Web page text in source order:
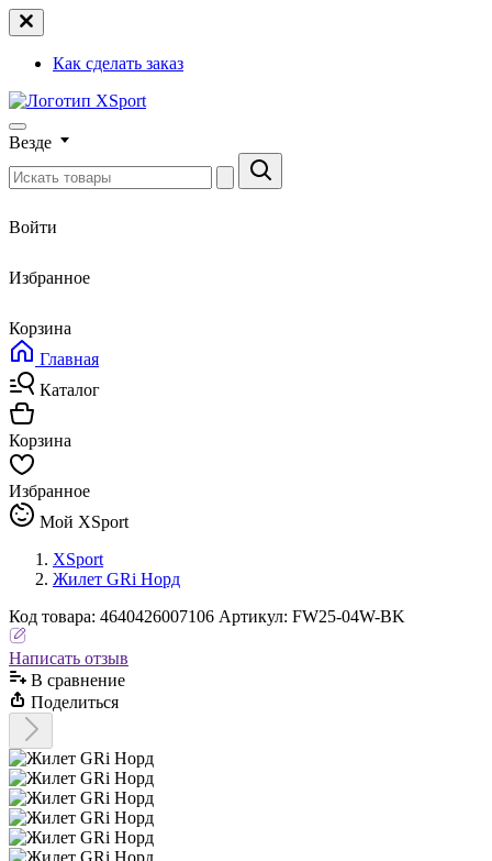
Как сделать заказ
Везде
Войти
Избранное
Корзина
Главная
Каталог
Корзина
Избранное
Мой XSport
XSport
Жилет GRi Норд
Код товара: 4640426007106 Артикул: FW25-04W-BK
Написать отзыв
В сравнениe
Поделиться